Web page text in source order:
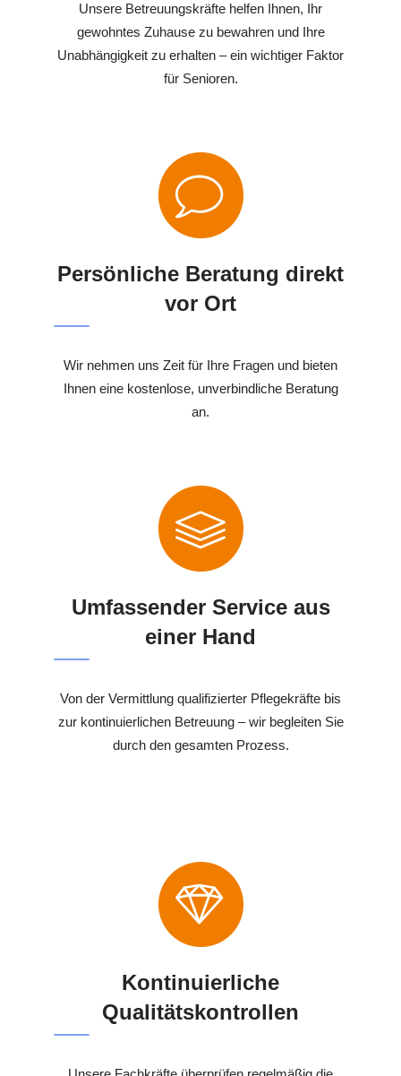
Unsere Betreuungskräfte helfen Ihnen, Ihr
gewohntes Zuhause zu bewahren und Ihre
Unabhängigkeit zu erhalten – ein wichtiger Faktor
für Senioren.
Persönliche Beratung direkt
vor Ort
Wir nehmen uns Zeit für Ihre Fragen und bieten
Ihnen eine kostenlose, unverbindliche Beratung
an.
Umfassender Service aus
einer Hand
Von der Vermittlung qualifizierter Pflegekräfte bis
zur kontinuierlichen Betreuung – wir begleiten Sie
durch den gesamten Prozess.
Kontinuierliche
Qualitätskontrollen